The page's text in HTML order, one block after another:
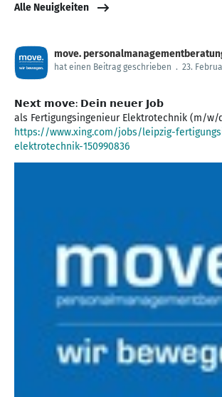
Alle Neuigkeiten
move.
hat einen Beitrag geschrieben . 23.
𝗡𝗲𝘅𝘁 𝗺𝗼𝘃𝗲: 𝗗𝗲𝗶𝗻 𝗻𝗲𝘂𝗲𝗿 𝗝𝗼𝗯
https://www.xing.com/jobs/leipzig-
elektrotechnik-150990836